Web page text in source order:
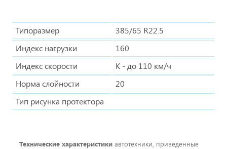
Типоразмер
385/65 R22.5
Индекс нагрузки
160
Индекс скорости
K - до 110 км/ч
Норма слойности
20
Тип рисунка протектора
Технические характеристики автотехники, приведенные